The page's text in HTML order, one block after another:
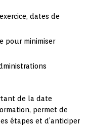
dates de
pour minimiser
de la date
permet de
étapes et d’anticiper